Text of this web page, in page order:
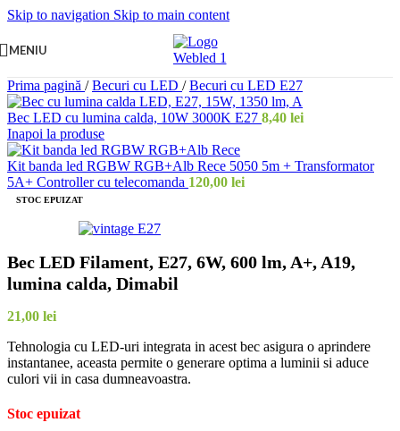
Skip to navigation Skip to main content
MENIU
Prima pagină / Becuri cu LED / Becuri cu LED E27
Bec LED cu lumina calda, 10W 3000K E27 8,40 lei
Inapoi la produse
Kit banda led RGBW RGB+Alb Rece 5050 5m + Transformator
5A+ Controller cu telecomanda 120,00 lei
STOC EPUIZAT
Bec LED Filament, E27, 6W, 600 lm, A+, A19,
lumina calda, Dimabil
21,00 lei
Tehnologia cu LED-uri integrata in acest bec asigura o aprindere
instantanee, aceasta permite o generare optima a luminii si aduce
culori vii in casa dumneavoastra.
Stoc epuizat